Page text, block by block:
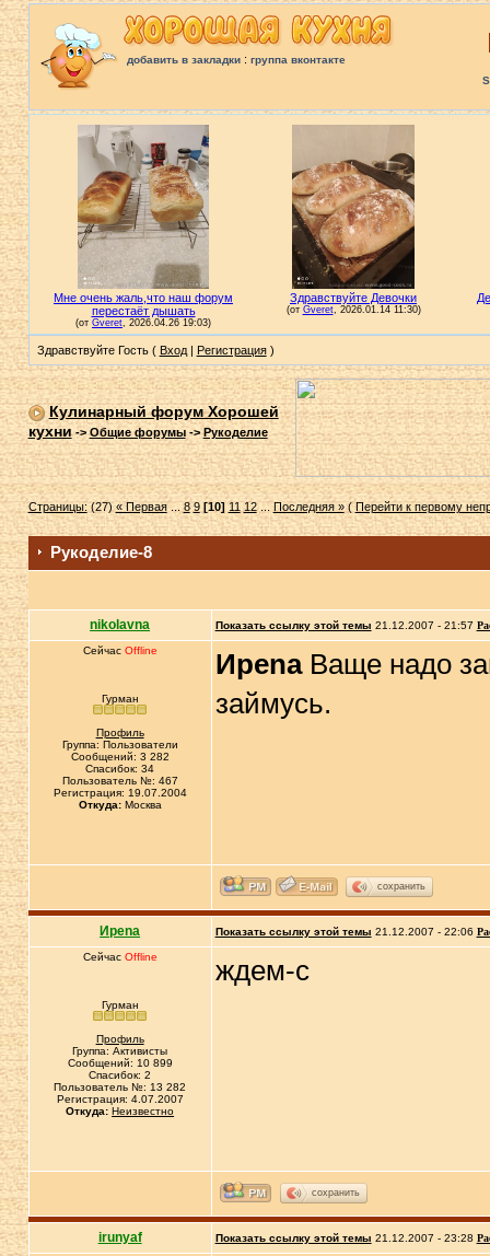
добавить в закладки: группа вконтакте
Здравствуйте Гость ( Вход| Регистрация)
Кулинарный форум Хорошей
кухни->Общие форумы-> Рукоделие
Страницы:(27)« Первая...8 9 [10] 11 12...Последняя »(Перейти к первому
Рукоделие-8
nikolavna Показать ссылку этой темы 21.12.2007 - 21:57
Сейчас Offline
Гурман
Профиль
Группа: Пользователи
Сообщений: 3 282
Спасибок: 34
Пользователь №: 467
Регистрация: 19.07.2004
Откуда:Москва
ИpenaВаще надо
займусь.
сохранить
Иpena Показать ссылку этой темы 21.12.2007 - 22:06
Сейчас Offline
Гурман
Профиль
Группа: Активисты
Сообщений: 10 899
Спасибок: 2
Пользователь №: 13 282
Регистрация: 4.07.2007
Откуда: Неизвестно
ждем-с
сохранить
irunyaf Показать ссылку этой темы 21.12.2007 - 23:28